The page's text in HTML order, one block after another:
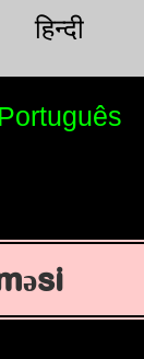
हिन्दी
Português